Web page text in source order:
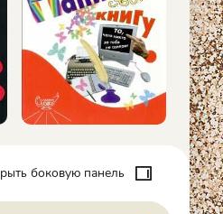
боковую панель